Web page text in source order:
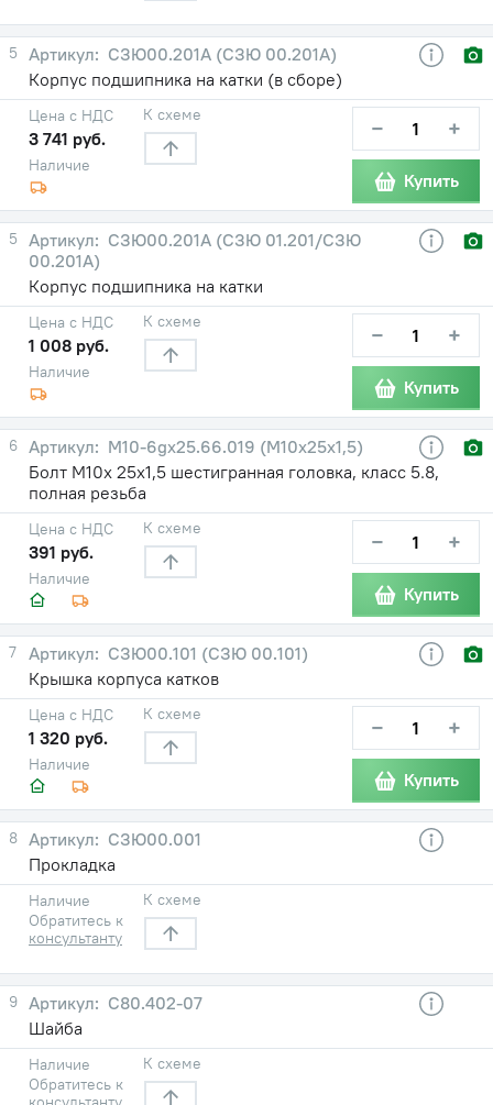
5
СЗЮ00.201А (СЗЮ 00.201А)
Корпус подшипника на катки (в сборе)
Наличие
Цена с НДС
3 741 руб.
К схеме − +
Купить
5
СЗЮ00.201А (СЗЮ 01.201/СЗЮ
00.201А)
Корпус подшипника на катки
Наличие
Цена с НДС
1 008 руб.
К схеме − +
Купить
6
М10-6gх25.66.019 (М10х25х1,5)
Болт М10х 25х1,5 шестигранная головка, класс 5.8,
полная резьба
Наличие
Цена с НДС
391 руб.
К схеме − +
Купить
7
СЗЮ00.101 (СЗЮ 00.101)
Крышка корпуса катков
Наличие
Цена с НДС
1 320 руб.
К схеме − +
Купить
8
СЗЮ00.001
Прокладка
Наличие
Обратитесь к
консультанту
К схеме
9
С80.402-07
Шайба
Наличие
Обратитесь к
К схеме